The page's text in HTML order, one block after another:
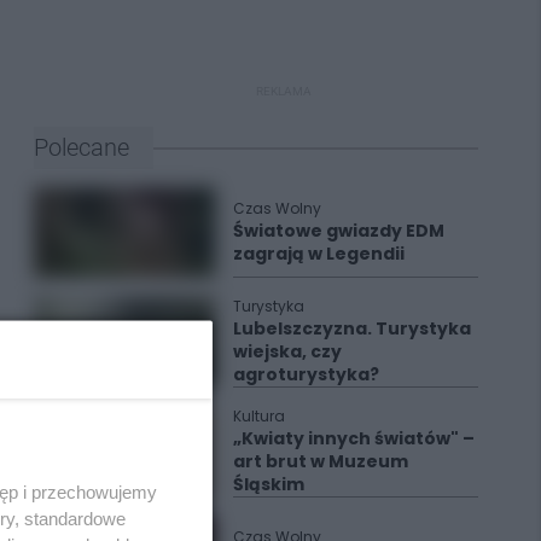
Polecane
Czas Wolny
Światowe gwiazdy EDM
zagrają w Legendii
Turystyka
Lubelszczyzna. Turystyka
wiejska, czy
agroturystyka?
Kultura
„Kwiaty innych światów" –
art brut w Muzeum
Śląskim
Czas Wolny
i przechowujemy
standardowe